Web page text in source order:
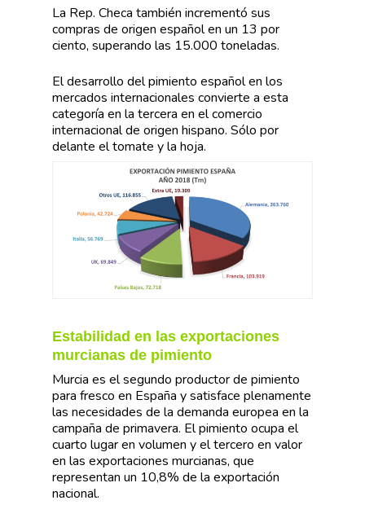
La Rep. Checa también incrementó sus
compras de origen español en un 13 por
ciento, superando las 15.000 toneladas.
El desarrollo del pimiento español en los
mercados internacionales convierte a esta
categoría en la tercera en el comercio
internacional de origen hispano. Sólo por
delante el tomate y la hoja.
Estabilidad en las exportaciones
murcianas de pimiento
Murcia es el segundo productor de pimiento
para fresco en España y satisface plenamente
las necesidades de la demanda europea en la
campaña de primavera. El pimiento ocupa el
cuarto lugar en volumen y el tercero en valor
en las exportaciones murcianas, que
representan un 10,8% de la exportación
nacional.